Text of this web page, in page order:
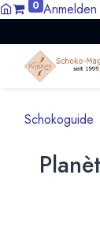
0 Anmelden
Schokoguide